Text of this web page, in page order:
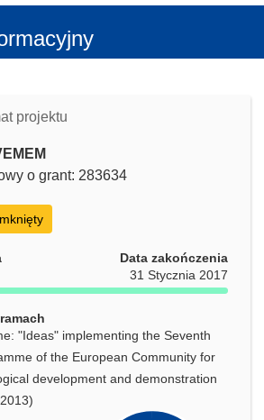
projektu
o grant: 283634
Data zakończenia
31 Stycznia 2017
"Ideas" implementing the Seventh
of the European Community for
development and demonstration